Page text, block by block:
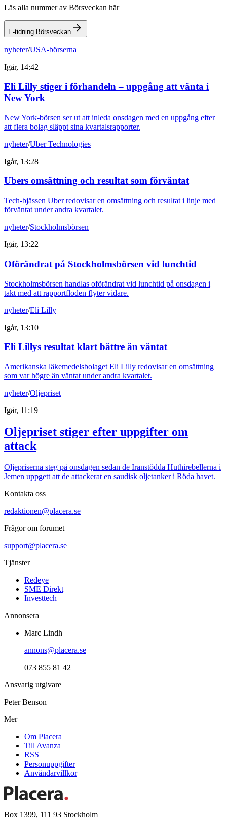
Läs alla nummer av Börsveckan här
E-tidning Börsveckan
nyheter/USA-börserna
Igår, 14:42
Eli Lilly stiger i förhandeln – uppgång att vänta i
New York
New York-börsen ser ut att inleda onsdagen med en uppgång efter
att flera bolag släppt sina kvartalsrapporter.
nyheter/Uber Technologies
Igår, 13:28
Ubers omsättning och resultat som förväntat
Tech-bjässen Uber redovisar en omsättning och resultat i linje med
förväntat under andra kvartalet.
nyheter/Stockholmsbörsen
Igår, 13:22
Oförändrat på Stockholmsbörsen vid lunchtid
Stockholmsbörsen handlas oförändrat vid lunchtid på onsdagen i
takt med att rapportfloden flyter vidare.
nyheter/Eli Lilly
Igår, 13:10
Eli Lillys resultat klart bättre än väntat
Amerikanska läkemedelsbolaget Eli Lilly redovisar en omsättning
som var högre än väntat under andra kvartalet.
nyheter/Oljepriset
Igår, 11:19
Oljepriset stiger efter uppgifter om
attack
Oljepriserna steg på onsdagen sedan de Iranstödda Huthirebellerna i
Jemen uppgett att de attackerat en saudisk oljetanker i Röda havet.
Kontakta oss
redaktionen@placera.se
Frågor om forumet
support@placera.se
Tjänster
Redeye
SME Direkt
Investtech
Annonsera
Marc Lindh
annons@placera.se
073 855 81 42
Ansvarig utgivare
Peter Benson
Mer
Om Placera
Till Avanza
RSS
Personuppgifter
Användarvillkor
Box 1399, 111 93 Stockholm